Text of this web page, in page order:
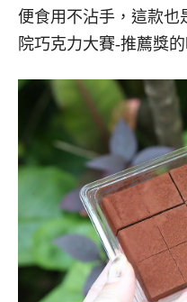
便食用不沾手，這款也
院巧克力大賽-推薦獎